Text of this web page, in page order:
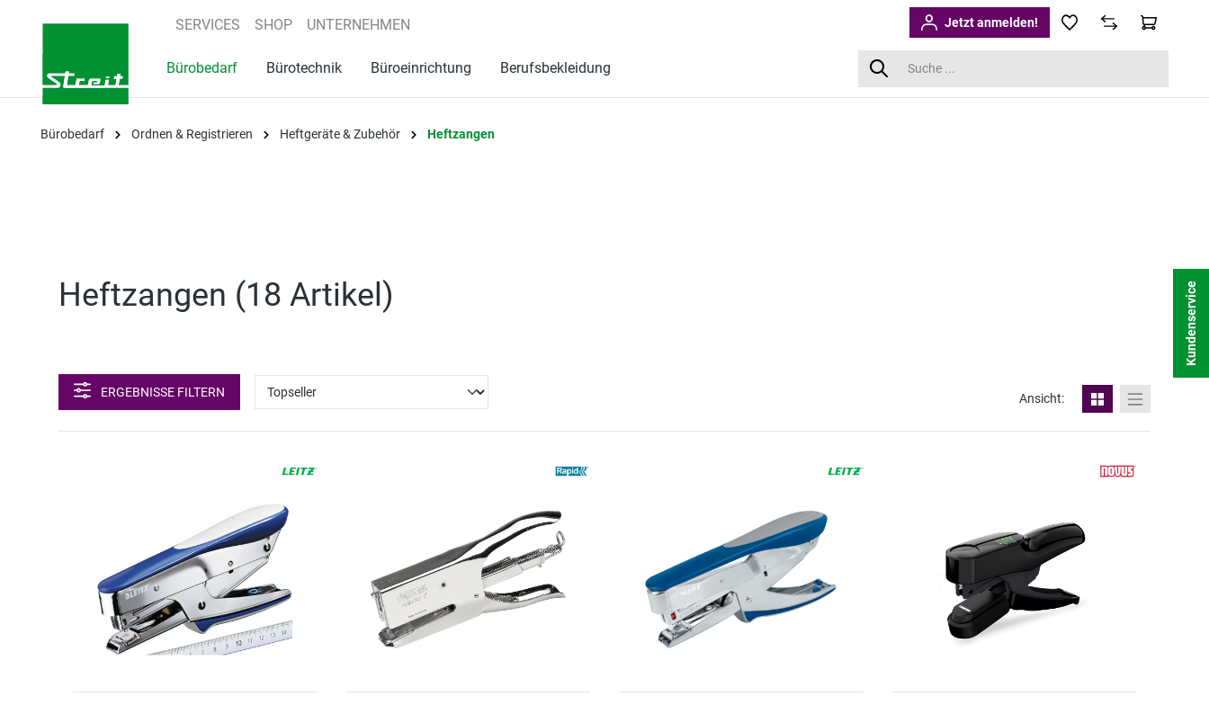
Zur Hauptnavigation springen
SERVICES SHOP UNTERNEHMEN Jetzt anmelden!
Bürobedarf Bürotechnik Büroeinrichtung Berufsbekleidung
Bürobedarf Ordnen & Registrieren Heftgeräte & Zubehör Heftzangen
Heftzangen (18 Artikel )
ERGEBNISSE FILTERN Ansicht:
Kundenservice